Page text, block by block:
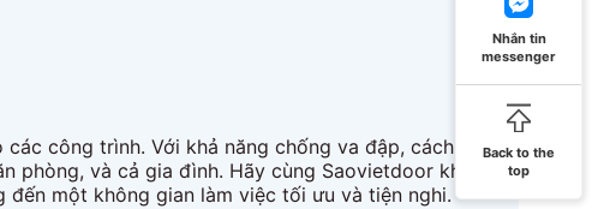
công trình. Với khả năng chống va đập, cách âm, cách
phòng, và cả gia đình. Hãy cùng Saovietdoor khám phá
đến một không gian làm việc tối ưu và tiện nghi.
Nhắn tin
messenger
Back to the
top